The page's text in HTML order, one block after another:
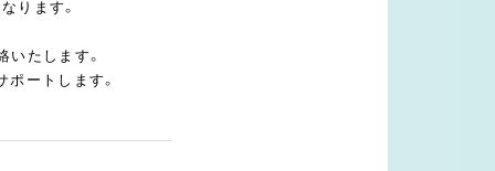
ります。
たします。
ートします。